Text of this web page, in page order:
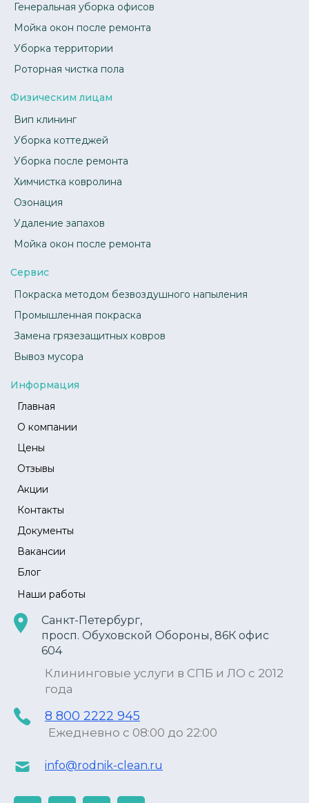
Генеральная уборка офисов
Мойка окон после ремонта
Уборка территории
Роторная чистка пола
Физическим лицам
Вип клининг
Уборка коттеджей
Уборка после ремонта
Химчистка ковролина
Озонация
Удаление запахов
Мойка окон после ремонта
Сервис
Покраска методом безвоздушного напыления
Промышленная покраска
Замена грязезащитных ковров
Вывоз мусора
Информация
Главная
О компании
Цены
Отзывы
Акции
Контакты
Документы
Вакансии
Блог
Наши работы
Санкт-Петербург,
просп. Обуховской Обороны, 86К офис
604
Клининговые услуги в СПБ и ЛО с 2012
года
8 800 2222 945
Ежедневно с 08:00 до 22:00
info@rodnik-clean.ru